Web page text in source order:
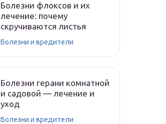
Болезни флоксов и их
лечение: почему
скручиваются листья
Болезни и вредители
Болезни герани комнатной
и садовой — лечение и
уход
Болезни и вредители